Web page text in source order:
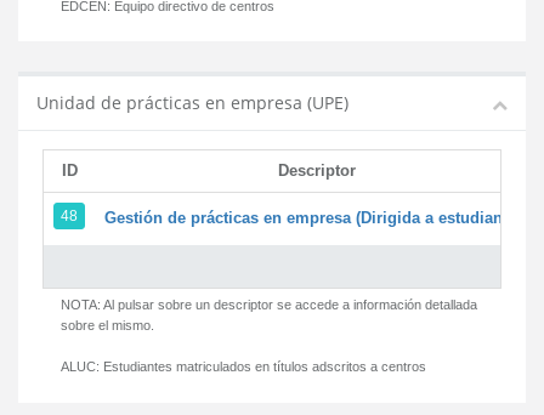
EDCEN: Equipo directivo de centros
Unidad de prácticas en empresa (UPE)
ID Descriptor
48 Gestión de prácticas en empresa (Dirigida a estudiantes)
NOTA: Al pulsar sobre un descriptor se accede a información detallada
sobre el mismo.
ALUC: Estudiantes matriculados en títulos adscritos a centros